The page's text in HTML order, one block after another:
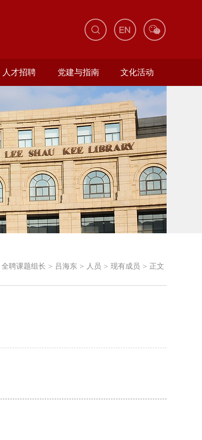
人才招聘 党建与指南 文化活动
全聘课题组长 > 吕海东 > 人员 > 现有成员 > 正文